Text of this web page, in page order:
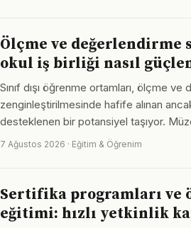
Ölçme ve değerlendirme
okul iş birliği nasıl
Sınıf dışı öğrenme ortamları, ölçme
zenginleştirilmesinde hafife alınan
desteklenen bir potansiyel taşıyor.
7 Ağustos 2026 · Eğitim & Öğrenim
Sertifika programları ve
eğitimi: hızlı yetkinlik